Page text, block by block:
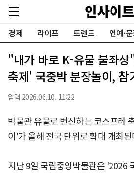
경제 라이프 트렌드 연예·
"내가 바로 K-유물 불좌
축제' 국중박 분장놀이, 참
입력 2026.06.10. 11:22
박물관 유물로 변신하는 코스프레
이'가 올해 전국 단위로 확대 개최된
지난 9일 국립중앙박물관은 '2026